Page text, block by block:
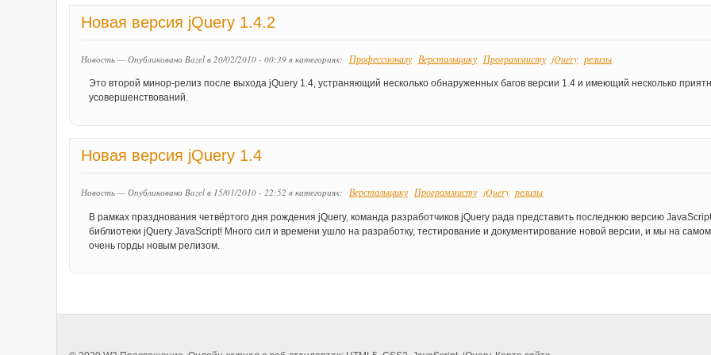
Новая версия jQuery 1.4.2
Новость — Опубликовано Bazel в 20/02/2010 - 00:39 в категориях: Профессионалу Верстальщику Программисту jQuery релизы
Это второй минор-релиз после выхода jQuery 1.4, устраняющий несколько обнаруженных багов версии 1.4 и имеющий несколько
усовершенствований.
Новая версия jQuery 1.4
Новость — Опубликовано Bazel в 15/01/2010 - 22:52 в категориях: Верстальщику Программисту jQuery релизы
В рамках празднования четвёртого дня рождения jQuery, команда разработчиков jQuery рада представить последнюю версию
библиотеки jQuery JavaScript! Много сил и времени ушло на разработку, тестирование и документирование новой версии, и мы на
очень горды новым релизом.